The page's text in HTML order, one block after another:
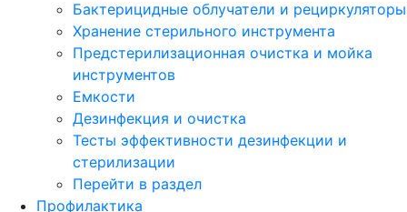
Бактерицидные облучатели и рециркуляторы
Хранение стерильного инструмента
Предстерилизационная очистка и мойка
инструментов
Емкости
Дезинфекция и очистка
Тесты эффективности дезинфекции и
стерилизации
Перейти в раздел
Профилактика